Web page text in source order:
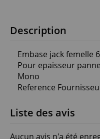
Description
Embase jack femelle
Pour epaisseur
Mono
Reference
Liste des avis
Aucun avis n'a été